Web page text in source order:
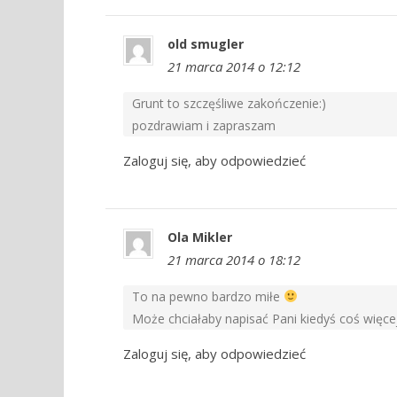
old smugler
21 marca 2014 o 12:12
Grunt to szczęśliwe zakończenie:)
pozdrawiam i zapraszam
Zaloguj się, aby odpowiedzieć
Ola Mikler
21 marca 2014 o 18:12
To na pewno bardzo miłe
Może chciałaby napisać Pani kiedyś coś
Zaloguj się, aby odpowiedzieć